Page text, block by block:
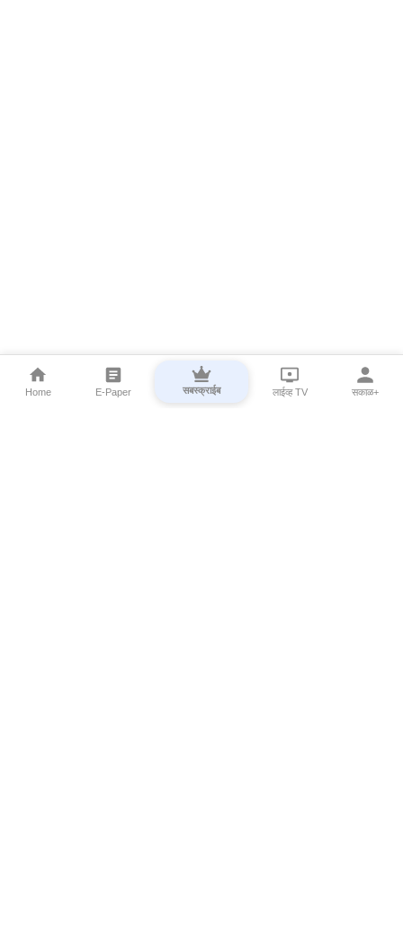
Home E-Paper सबस्क्राईब लाईव्ह TV सकाळ+